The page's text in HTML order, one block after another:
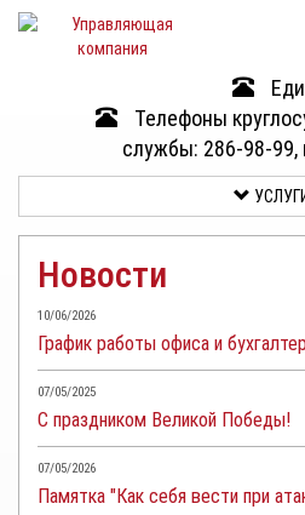
Телефоны
службы: 286-98-99,
КОМПАНИИ
УСЛУГИ
ДОКУМЕНТЫ
ОТЧЕТНОСТЬ
КЛИЕНТАМ
Новости
10/06/2026
График работы офиса и
07/05/2025
С праздником Великой Победы!
07/05/2026
Памятка "Как себя вести при